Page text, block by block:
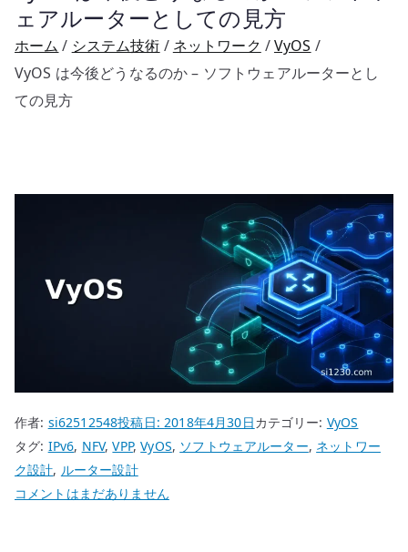
ェアルーターとしての見方
ホーム システム技術 ネットワーク
VyOS
VyOS は今後どうなるのか – ソフトウェアルーターとし
ての見方
作者: si62512548投稿日:2018年4月30日カテゴリー: VyOS
タグ: IPv6, NFV,VPP,VyOS, ソフトウェアルーター, ネットワー
ク設計, ルーター設計
VyOS
コメントはまだありません